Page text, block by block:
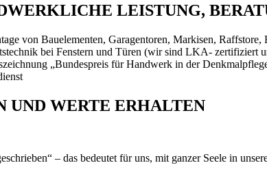
LEISTUNG,
von Bauelementen, Garagentoren, Markisen, Raffstore,
bei Fenstern und Türen (wir sind LKA- zertifiziert
„Bundespreis für Handwerk in der
UND WERTE ERHALTEN
– das bedeutet für uns, mit ganzer Seele in